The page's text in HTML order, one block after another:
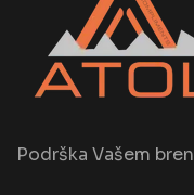
Podrška Vašem